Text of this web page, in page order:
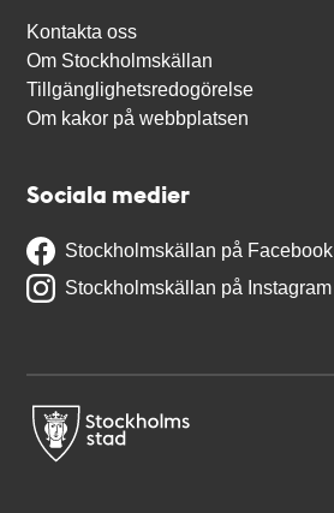
Kontakta oss
Om Stockholmskällan
Tillgänglighetsredogörelse
Om kakor på webbplatsen
Sociala medier
Stockholmskällan på Facebook
Stockholmskällan på Instagram